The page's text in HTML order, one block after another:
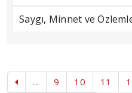
Saygı, Minnet ve
... 9 10 11